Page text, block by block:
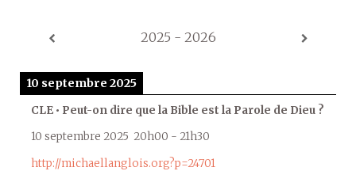
2025 - 2026
10 septembre 2025
CLE • Peut-on dire que la Bible est la Parole de Dieu ?
10 septembre 2025 20h00 - 21h30
http://michaellanglois.org?p=24701